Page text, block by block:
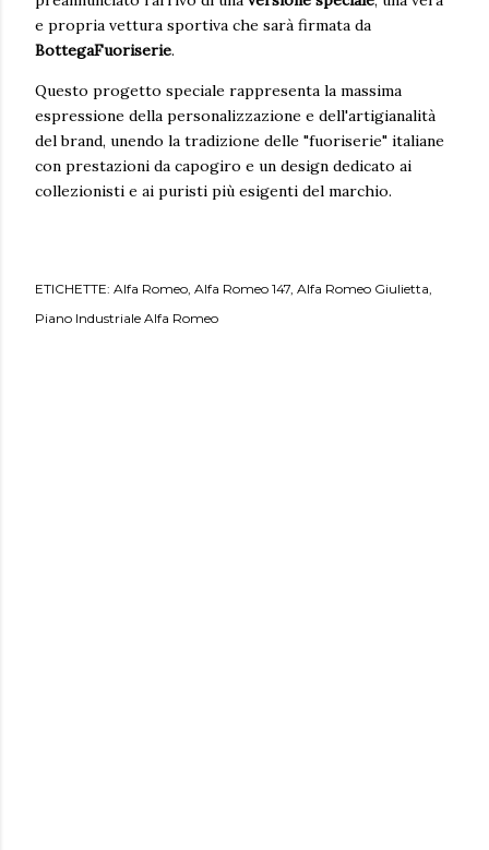
e propria vettura sportiva che sarà firmata da
BottegaFuoriserie.
Questo progetto speciale rappresenta la massima
espressione della personalizzazione e dell'artigianalità
del brand, unendo la tradizione delle "fuoriserie" italiane
con prestazioni da capogiro e un design dedicato ai
collezionisti e ai puristi più esigenti del marchio.
ETICHETTE: Alfa Romeo Alfa Romeo 147 Alfa Romeo Giulietta
Piano Industriale Alfa Romeo